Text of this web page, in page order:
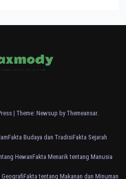
| Theme: Newsup by Themeansar.
Fakta Budaya dan TradisiFakta Sejarah
HewanFakta Menarik tentang Manusia
GeografiFakta tentang Makanan dan Minuman